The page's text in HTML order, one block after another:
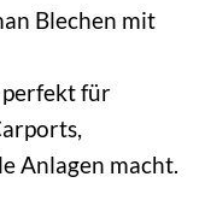
Blechen mit
perfekt für
Anlagen macht.